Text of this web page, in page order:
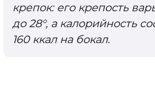
крепок: его крепость
до 28°, а калорийность
160 ккал на бокал.